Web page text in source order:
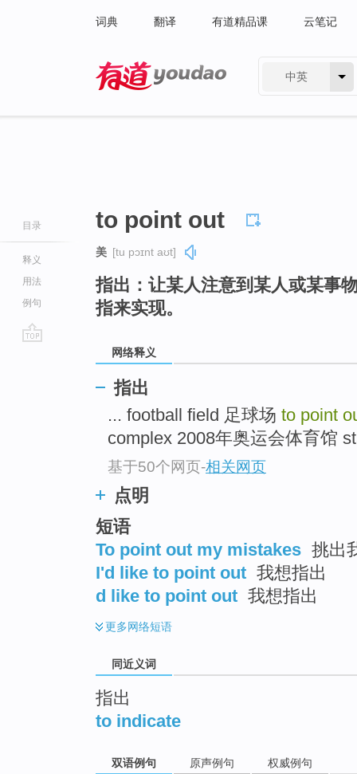
词典 翻译 有道精品课 云笔记
中英
目录
释义
用法
例句
to point out
美 [tu pɔɪnt aʊt]
指出：让某人注意到某人或某事
指来实现。
网络释义
指出
... football field 足球场 to point
complex 2008年奥运会体育馆
基于50个网页-相关网页
点明
短语
To point out my mistakes 挑出
I'd like to point out 我想指出
d like to point out 我想指出
更多网络短语
同近义词
指出
to indicate
双语例句 原声例句 权威例句